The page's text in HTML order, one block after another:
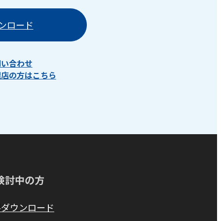
ロード
合わせ
の方はこちら
討中の方
ウンロード